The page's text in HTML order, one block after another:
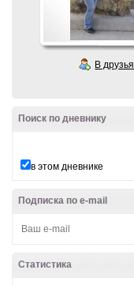
В друзья
Поиск по дневнику
в этом дневнике
Подписка по e-mail
Статистика